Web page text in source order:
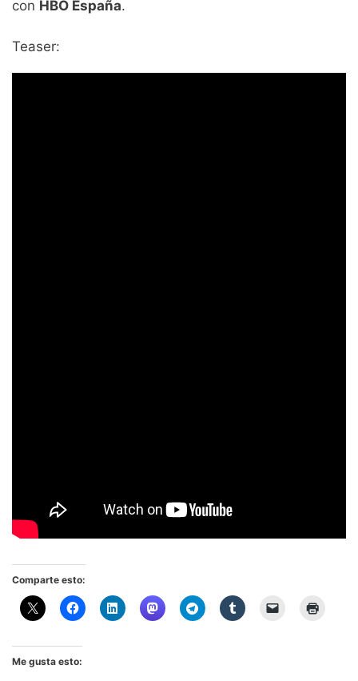
con HBO España.
Teaser:
Comparte esto:
Me gusta esto: